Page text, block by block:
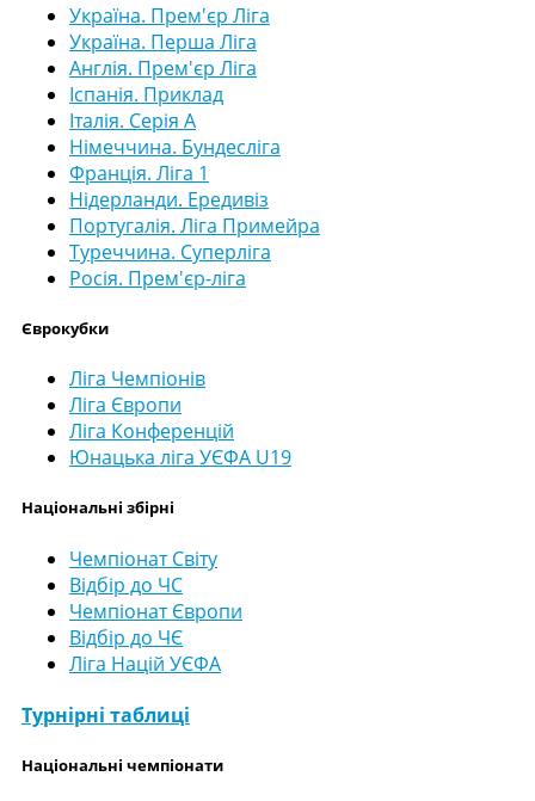
Україна. Прем'єр Ліга
Україна. Перша Ліга
Англія. Прем'єр Ліга
Іспанія. Приклад
Італія. Серія А
Німеччина. Бундесліга
Франція. Ліга 1
Нідерланди. Ередивіз
Португалія. Ліга Примейра
Туреччина. Суперліга
Росія. Прем'єр-ліга
Єврокубки
Ліга Чемпіонів
Ліга Європи
Ліга Конференцій
Юнацька ліга УЄФА U19
Національні збірні
Чемпіонат Світу
Відбір до ЧС
Чемпіонат Європи
Відбір до ЧЄ
Ліга Націй УЄФА
Турнірні таблиці
Національні чемпіонати